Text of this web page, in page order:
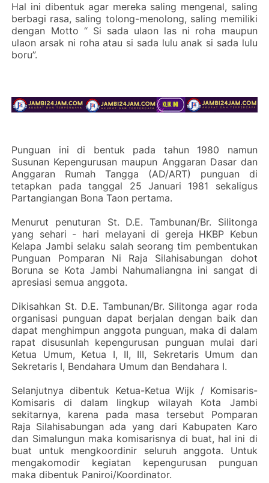
Hal ini dibentuk agar mereka saling mengenal, saling
berbagi rasa, saling tolong-menolong, saling memiliki
dengan Motto “ Si sada ulaon las ni roha maupun
ulaon arsak ni roha atau si sada lulu anak si sada lulu
boru”.
Punguan ini di bentuk pada tahun 1980 namun
Susunan Kepengurusan maupun Anggaran Dasar dan
Anggaran Rumah Tangga (AD/ART) punguan di
tetapkan pada tanggal 25 Januari 1981 sekaligus
Partangiangan Bona Taon pertama.
Menurut penuturan St. D.E. Tambunan/Br. Silitonga
yang sehari - hari melayani di gereja HKBP Kebun
Kelapa Jambi selaku salah seorang tim pembentukan
Punguan Pomparan Ni Raja Silahisabungan dohot
Boruna se Kota Jambi Nahumaliangna ini sangat di
apresiasi semua anggota.
Dikisahkan St. D.E. Tambunan/Br. Silitonga agar roda
organisasi punguan dapat berjalan dengan baik dan
dapat menghimpun anggota punguan, maka di dalam
rapat disusunlah kepengurusan punguan mulai dari
Ketua Umum, Ketua I, II, III, Sekretaris Umum dan
Sekretaris I, Bendahara Umum dan Bendahara I.
Selanjutnya dibentuk Ketua-Ketua Wijk / Komisaris-
Komisaris di dalam lingkup wilayah Kota Jambi
sekitarnya, karena pada masa tersebut Pomparan
Raja Silahisabungan ada yang dari Kabupaten Karo
dan Simalungun maka komisarisnya di buat, hal ini di
buat untuk mengkoordinir seluruh anggota. Untuk
mengakomodir kegiatan kepengurusan punguan
maka dibentuk Paniroi/Koordinator.